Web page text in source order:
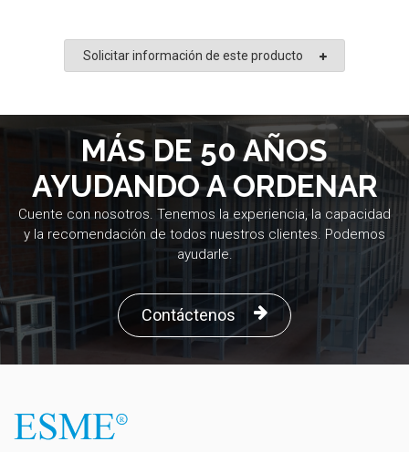
Solicitar información de este producto
MÁS DE 50 AÑOS
AYUDANDO A ORDENAR
Cuente con nosotros. Tenemos la experiencia, la capacidad
y la recomendación de todos nuestros clientes. Podemos
ayudarle.
Contáctenos